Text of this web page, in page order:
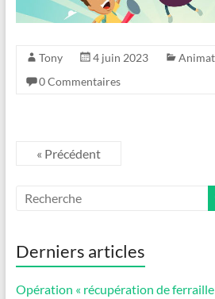
Tony 4 juin 2023
0 Commentaires
« Précédent
Derniers articles
Opération « récupération de